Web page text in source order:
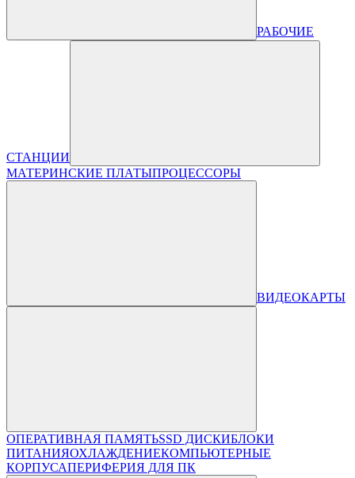
РАБОЧИЕ
СТАНЦИИ
МАТЕРИНСКИЕ ПЛАТЫПРОЦЕССОРЫ
ВИДЕОКАРТЫ
ОПЕРАТИВНАЯ ПАМЯТЬSSD ДИСКИБЛОКИ
ПИТАНИЯОХЛАЖДЕНИЕКОМПЬЮТЕРНЫЕ
КОРПУСАПЕРИФЕРИЯ ДЛЯ ПК